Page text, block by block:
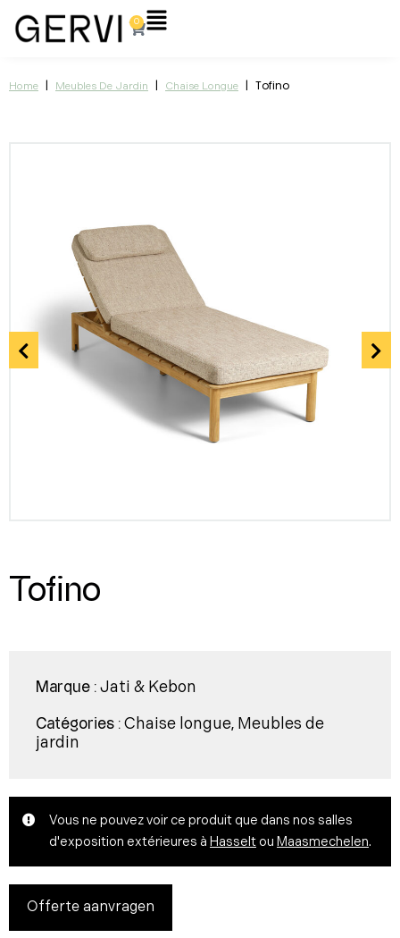
0
Panier
Flyout
Home | Meubles De Jardin | Chaise Longue | Tofino
Tofino
Marque : Jati & Kebon
Catégories : Chaise longue, Meubles de
jardin
Vous ne pouvez voir ce produit que dans nos salles
d'exposition extérieures à Hasselt ou Maasmechelen.
Offerte aanvragen